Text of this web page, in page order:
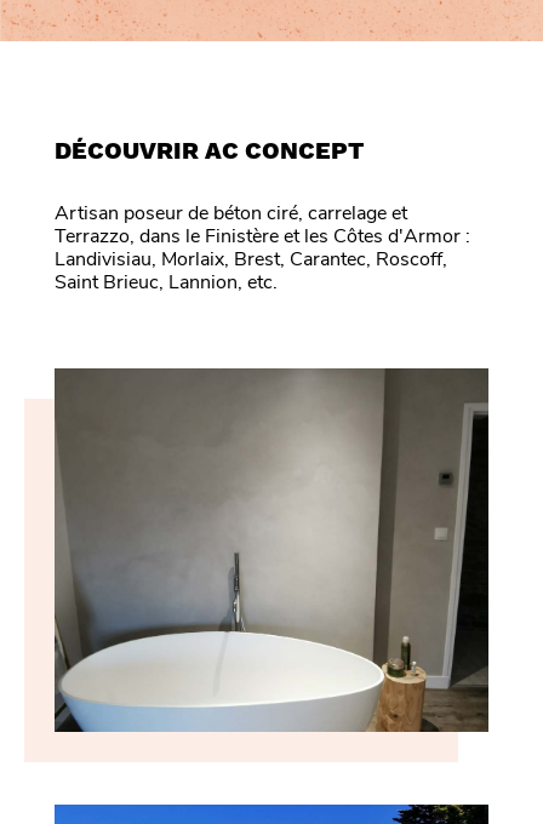
DÉCOUVRIR AC CONCEPT
Artisan poseur de béton ciré, carrelage et
Terrazzo, dans le Finistère et les Côtes d'Armor :
Landivisiau, Morlaix, Brest, Carantec, Roscoff,
Saint Brieuc, Lannion, etc.